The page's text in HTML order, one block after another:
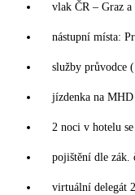
vlak ČR – Graz a
nástupní místa:
služby průvodce
jízdenka na MHD
2 noci v hotelu
pojištění dle zák.
virtuální delegát